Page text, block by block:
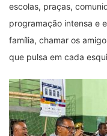
escolas, praças,
programação intensa e
família, chamar os
que pulsa em cada